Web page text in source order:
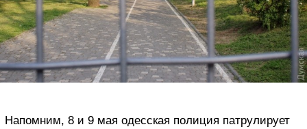
Напомним, 8 и 9 мая одесская полиция патрулирует